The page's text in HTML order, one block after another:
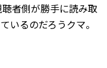
者側が勝手に読み取
いるのだろうクマ。